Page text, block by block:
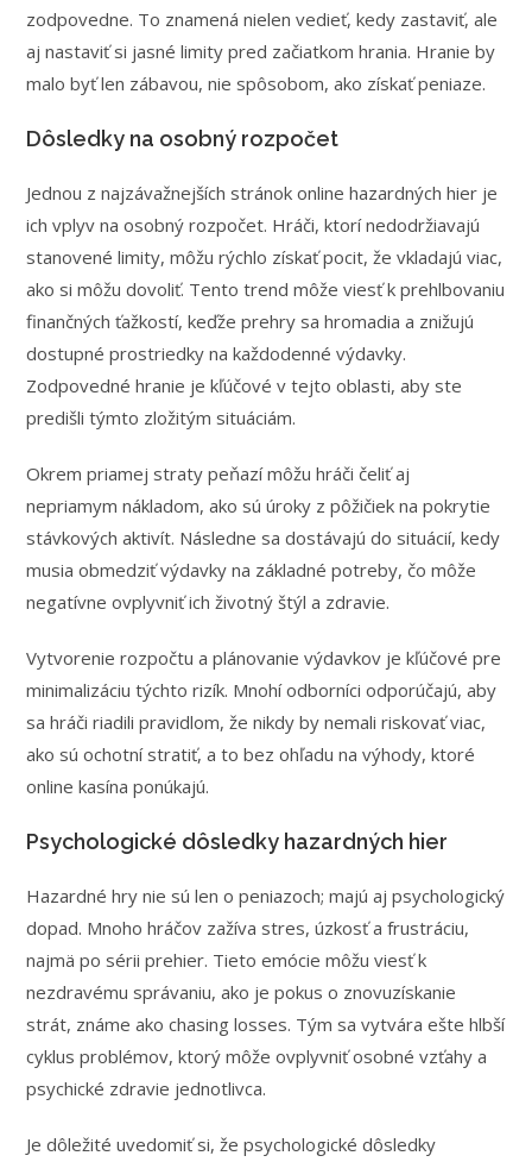
zodpovedne. To znamená nielen vedieť, kedy zastaviť, ale
aj nastaviť si jasné limity pred začiatkom hrania. Hranie by
malo byť len zábavou, nie spôsobom, ako získať peniaze.
Dôsledky na osobný rozpočet
Jednou z najzávažnejších stránok online hazardných hier je
ich vplyv na osobný rozpočet. Hráči, ktorí nedodržiavajú
stanovené limity, môžu rýchlo získať pocit, že vkladajú viac,
ako si môžu dovoliť. Tento trend môže viesť k prehlbovaniu
finančných ťažkostí, keďže prehry sa hromadia a znižujú
dostupné prostriedky na každodenné výdavky.
Zodpovedné hranie je kľúčové v tejto oblasti, aby ste
predišli týmto zložitým situáciám.
Okrem priamej straty peňazí môžu hráči čeliť aj
nepriamym nákladom, ako sú úroky z pôžičiek na pokrytie
stávkových aktivít. Následne sa dostávajú do situácií, kedy
musia obmedziť výdavky na základné potreby, čo môže
negatívne ovplyvniť ich životný štýl a zdravie.
Vytvorenie rozpočtu a plánovanie výdavkov je kľúčové pre
minimalizáciu týchto rizík. Mnohí odborníci odporúčajú, aby
sa hráči riadili pravidlom, že nikdy by nemali riskovať viac,
ako sú ochotní stratiť, a to bez ohľadu na výhody, ktoré
online kasína ponúkajú.
Psychologické dôsledky hazardných hier
Hazardné hry nie sú len o peniazoch; majú aj psychologický
dopad. Mnoho hráčov zažíva stres, úzkosť a frustráciu,
najmä po sérii prehier. Tieto emócie môžu viesť k
nezdravému správaniu, ako je pokus o znovuzískanie
strát, známe ako chasing losses. Tým sa vytvára ešte hlbší
cyklus problémov, ktorý môže ovplyvniť osobné vzťahy a
psychické zdravie jednotlivca.
Je dôležité uvedomiť si, že psychologické dôsledky